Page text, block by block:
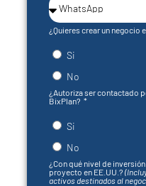
¿Quieres crear un negocio
Si
No
¿Autoriza ser contactado
BixPlan?
Si
No
¿Con qué nivel de
proyecto en EE.UU.?
activos destinados al